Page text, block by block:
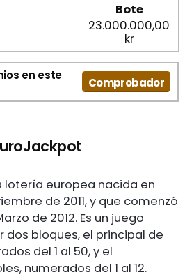
Bote
23.000.000,00
kr
en este
Comprobador
lotería europea nacida en
de 2011, y que comenzó
de 2012. Es un juego
dos bloques, el principal de
del 1 al 50, y el
numerados del 1 al 12.